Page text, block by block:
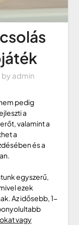
by admin
pedig
a
valamint a
a
és a
egyszerű,
ezek
Az idősebb, 1-
vagy